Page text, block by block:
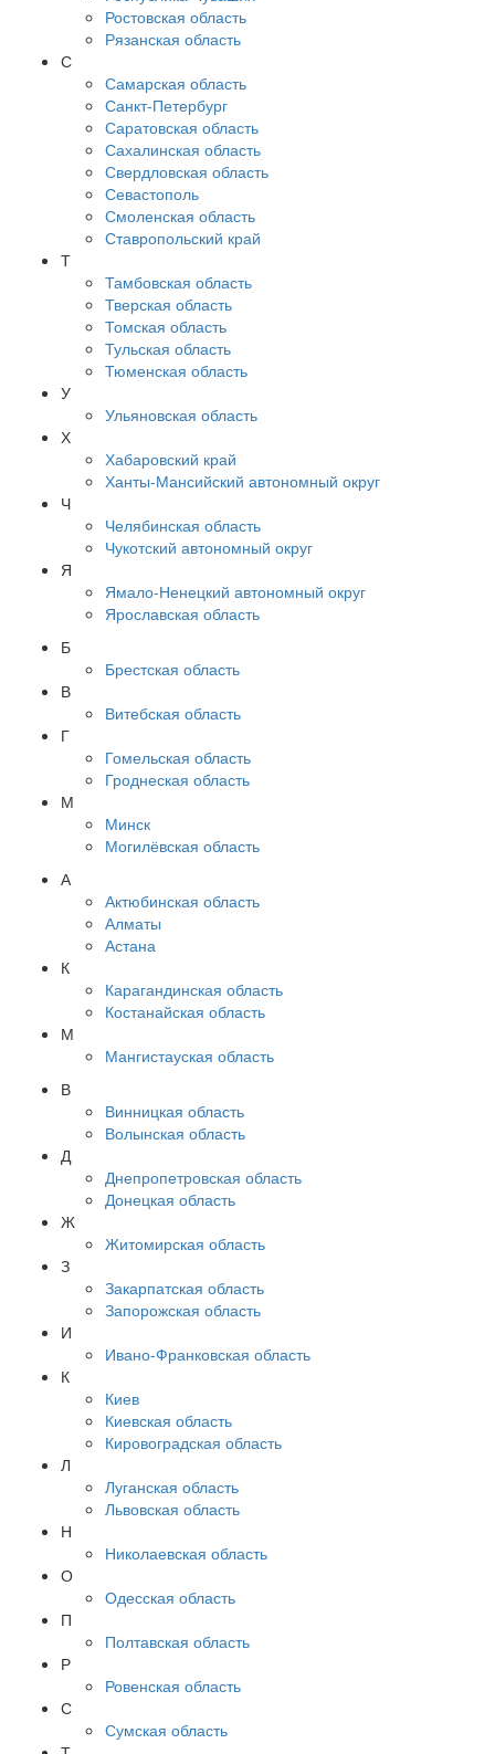
Ростовская область
Рязанская область
С
Самарская область
Санкт-Петербург
Саратовская область
Сахалинская область
Свердловская область
Севастополь
Смоленская область
Ставропольский край
Т
Тамбовская область
Тверская область
Томская область
Тульская область
Тюменская область
У
Ульяновская область
Х
Хабаровский край
Ханты-Мансийский автономный округ
Ч
Челябинская область
Чукотский автономный округ
Я
Ямало-Ненецкий автономный округ
Ярославская область
Б
Брестская область
В
Витебская область
Г
Гомельская область
Гроднеская область
М
Минск
Могилёвская область
А
Актюбинская область
Алматы
Астана
К
Карагандинская область
Костанайская область
М
Мангистауская область
В
Винницкая область
Волынская область
Д
Днепропетровская область
Донецкая область
Ж
Житомирская область
З
Закарпатская область
Запорожская область
И
Ивано-Франковская область
К
Киев
Киевская область
Кировоградская область
Л
Луганская область
Львовская область
Н
Николаевская область
О
Одесская область
П
Полтавская область
Р
Ровенская область
С
Сумская область